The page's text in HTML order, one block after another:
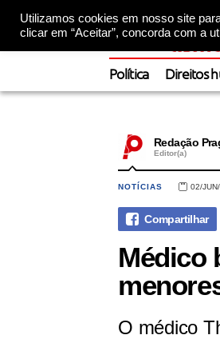
Utilizamos cookies em nosso site
clicar em “Aceitar”, concorda com a
Política Direitos
Redação
Editor(a)
NOTÍCIAS 02/
Médico
O médico